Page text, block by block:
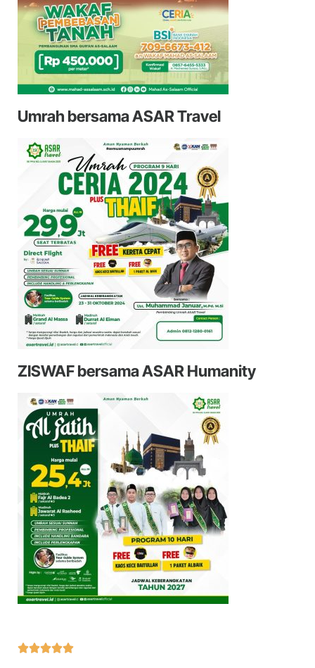
Umrah bersama ASAR Travel
ZISWAF bersama ASAR Humanity